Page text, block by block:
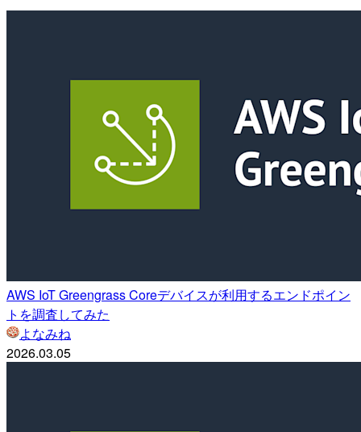
AWS IoT Greengrass Coreデバイスが利用するエンドポイン
トを調査してみた
よなみね
2026.03.05